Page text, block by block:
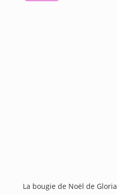
La bougie de Noël de Gloria